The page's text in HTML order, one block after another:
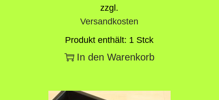
zzgl.
Versandkosten
Produkt enthält: 1 Stck
In den Warenkorb